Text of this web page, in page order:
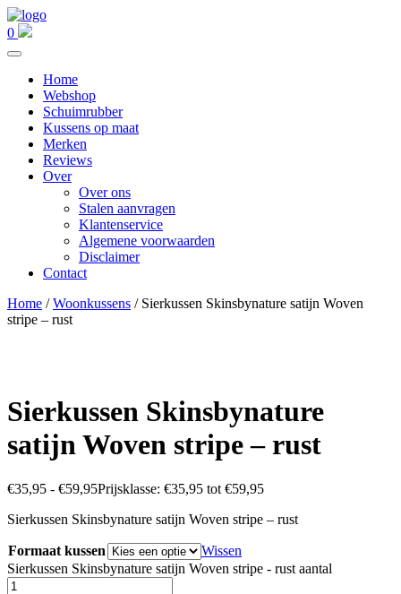
0
Home
Webshop
Schuimrubber
Kussens op maat
Merken
Reviews
Over
Over ons
Stalen aanvragen
Klantenservice
Algemene voorwaarden
Disclaimer
Contact
Home /Woonkussens / Sierkussen Skinsbynature satijn Woven
stripe – rust
Sierkussen Skinsbynature
satijn Woven stripe – rust
€35,95 - €59,95Prijsklasse: €35,95 tot €59,95
Sierkussen Skinsbynature satijn Woven stripe – rust
Formaat kussen
Wissen
Sierkussen Skinsbynature satijn Woven stripe - rust aantal